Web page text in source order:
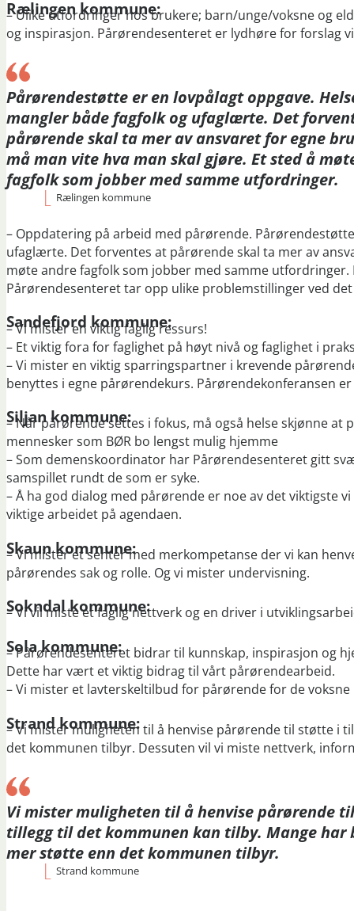
Rælingen kommune:
– Ulike utfordringer hos brukere; barn/unge/voksne og
og inspirasjon. Pårørendesenteret er lydhøre for forslag
Pårørendestøtte er en lovpålagt oppgave.
mangler både fagfolk og ufaglærte. Det
pårørende skal ta mer av ansvaret for egne
må man vite hva man skal gjøre. Et sted å
fagfolk som jobber med samme utfordringer.
Rælingen kommune
– Oppdatering på arbeid med pårørende.
ufaglærte. Det forventes at pårørende skal ta mer av
møte andre fagfolk som jobber med samme
Pårørendesenteret tar opp ulike problemstillinger ved
Sandefjord kommune:
– Vi mister en viktig faglig ressurs!
– Et viktig fora for faglighet på høyt nivå og faglighet i
– Vi mister en viktig sparringspartner i krevende
benyttes i egne pårørendekurs. Pårørendekonferansen er
Siljan kommune:
– Når pårørende settes i fokus, må også helse skjønne
mennesker som BØR bo lengst mulig hjemme
– Som demenskoordinator har Pårørendesenteret gitt
samspillet rundt de som er syke.
– Å ha god dialog med pårørende er noe av det viktigste
viktige arbeidet på agendaen.
Skaun kommune:
– Vi mister et senter med merkompetanse der vi kan
pårørendes sak og rolle. Og vi mister undervisning.
Sokndal kommune:
– Vi vil miste et faglig nettverk og en driver i
Sola kommune:
– Pårørendesenteret bidrar til kunnskap, inspirasjon og
Dette har vært et viktig bidrag til vårt pårørendearbeid.
– Vi mister et lavterskeltilbud for pårørende for de
Strand kommune:
– Vi mister muligheten til å henvise pårørende til støtte i
det kommunen tilbyr. Dessuten vil vi miste nettverk,
Vi mister muligheten til å henvise pårørende
tillegg til det kommunen kan tilby. Mange har
mer støtte enn det kommunen tilbyr.
Strand kommune